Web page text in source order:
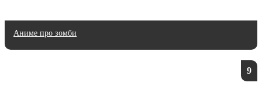
Аниме про зомби
9